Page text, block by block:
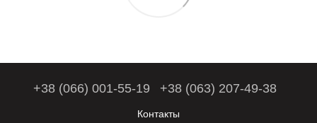
+38 (066) 001-55-19 +38 (063) 207-49-38
Контакты